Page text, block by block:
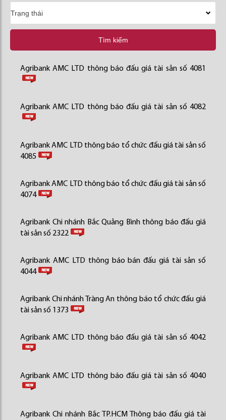
Tìm kiếm
Agribank AMC LTD thông báo đấu giá tài sản số 4081
Agribank AMC LTD thông báo đấu giá tài sản số 4082
Agribank AMC LTD thông báo tổ chức đấu giá tài sản số
4085
Agribank AMC LTD thông báo tổ chức đấu giá tài sản số
4074
Agribank Chi nhánh Bắc Quảng Bình thông báo đấu giá
tài sản số 2322
Agribank AMC LTD thông báo bán đấu giá tài sản số
4044
Agribank Chi nhánh Tràng An thông báo tổ chức đấu giá
tài sản số 1373
Agribank AMC LTD thông báo đấu giá tài sản số 4042
Agribank AMC LTD thông báo đấu giá tài sản số 4040
Agribank Chi nhánh Bắc TP.HCM Thông báo đấu giá tài